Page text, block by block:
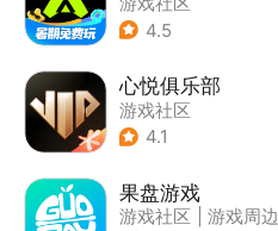
4.5
心悦俱乐部
游戏社区
4.1
果盘游戏
游戏社区
游戏周边